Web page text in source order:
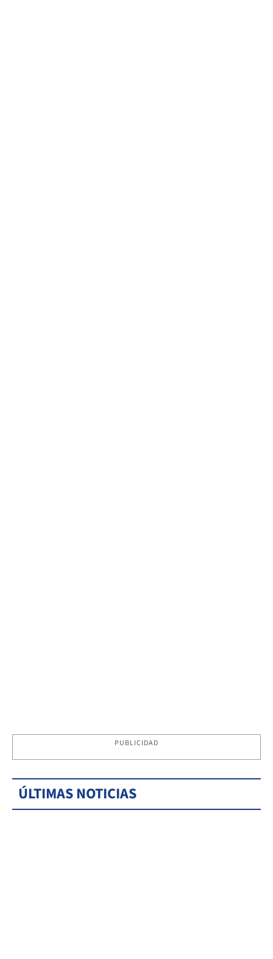
PUBLICIDAD
ÚLTIMAS NOTICIAS